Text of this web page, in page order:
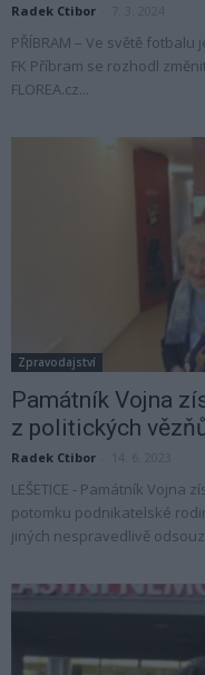
Radek Ctibor
PŘÍBRAM – Ve světě
FK Příbram se rozhodl
FLOREA.cz...
Zpravodajství
Památník Vojna
z politických
Radek Ctibor
LEŠETICE - Památník Vojna
potomku podnikatelské
jiných nespravedlivě